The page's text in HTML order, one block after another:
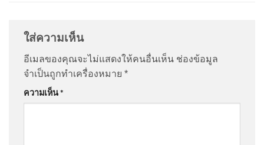
ใส่ความเห็น
อีเมลของคุณจะไม่แสดงให้คนอื่นเห็น ช่องข้อมูล
จำเป็นถูกทำเครื่องหมาย *
ความเห็น*